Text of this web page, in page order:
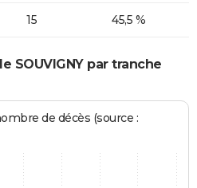
15 45,5 %
SOUVIGNY par tranche
de décès (source :